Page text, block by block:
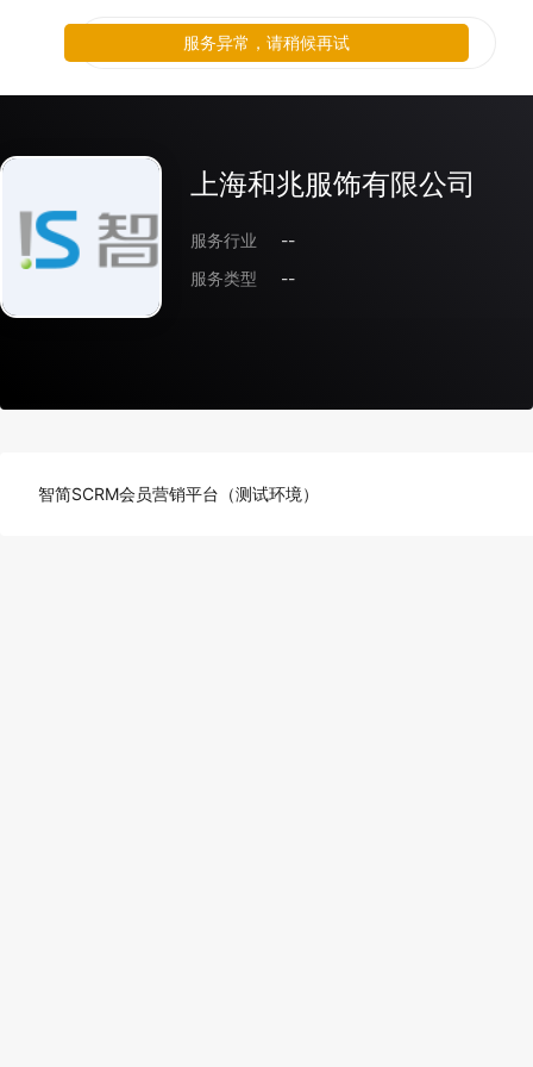
上海和兆服饰有限公司
服务行业
--
服务类型
--
智简SCRM会员营销平台（测试环境）
服务异常，请稍候再试